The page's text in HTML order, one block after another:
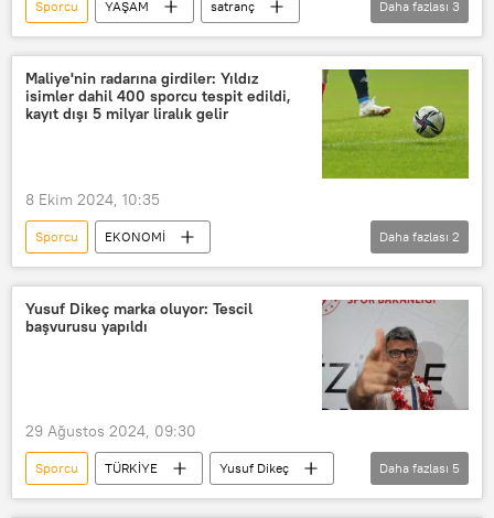
Sporcu YAŞAM
satranç
ediz gürel
Büyük Usta
Türkiye Satranç Federasyonu
Daha fazlası 3
Maliye'nin radarına girdiler: Yıldız
isimler dahil 400 sporcu tespit edildi,
kayıt dışı 5 milyar liralık gelir
8 Ekim 2024, 10:35
Sporcu
EKONOMİ
Hazine ve Maliye Bakanlığı
Gelir
Daha fazlası 2
Yusuf Dikeç marka oluyor: Tescil
başvurusu yapıldı
29 Ağustos 2024, 09:30
Sporcu TÜRKİYE
Yusuf Dikeç
Türk Patent ve Marka Kurumu
Marka
Daha fazlası 5